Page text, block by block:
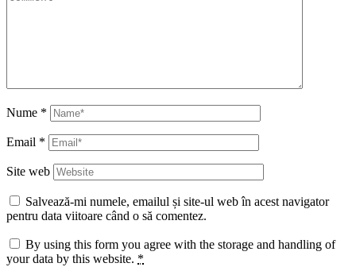
Nume *
Email *
Site web
Salvează-mi numele, emailul și site-ul web în acest navigator
pentru data viitoare când o să comentez.
By using this form you agree with the storage and handling of
your data by this website. *